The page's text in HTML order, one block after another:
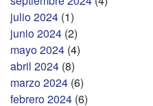
julio 2024 (1)
junio 2024 (2)
mayo 2024 (4)
abril 2024 (8)
marzo 2024 (6)
febrero 2024 (6)